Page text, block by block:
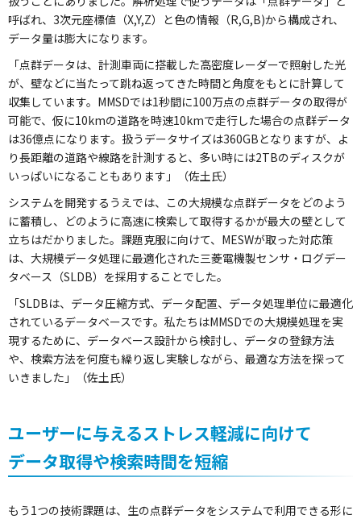
呼ばれ、3次元座標値（X,Y,Z）と色の情報（R,G,B)から構成され、
データ量は膨大になります。
「点群データは、計測車両に搭載した高密度レーダーで照射した光
が、壁などに当たって跳ね返ってきた時間と角度をもとに計算して
収集しています。MMSDでは1秒間に100万点の点群データの取得が
可能で、仮に10kmの道路を時速10kmで走行した場合の点群データ
は36億点になります。扱うデータサイズは360GBとなりますが、よ
り長距離の道路や線路を計測すると、多い時には2TBのディスクが
いっぱいになることもあります」（佐土氏）
システムを開発するうえでは、この大規模な点群データをどのよう
に蓄積し、どのように高速に検索して取得するかが最大の壁として
立ちはだかりました。課題克服に向けて、MESWが取った対応策
は、大規模データ処理に最適化された三菱電機製センサ・ログデー
タベース（SLDB）を採用することでした。
「SLDBは、データ圧縮方式、データ配置、データ処理単位に最適化
されているデータベースです。私たちはMMSDでの大規模処理を実
現するために、データベース設計から検討し、データの登録方法
や、検索方法を何度も繰り返し実験しながら、最適な方法を探って
いきました」（佐土氏）
ユーザーに与えるストレス軽減に向けて
データ取得や検索時間を短縮
もう1つの技術課題は、生の点群データをシステムで利用できる形に